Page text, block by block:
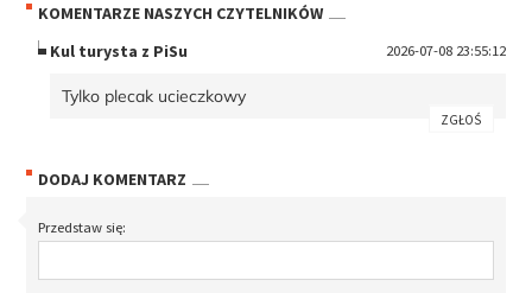
KOMENTARZE NASZYCH CZYTELNIKÓW
Kul turysta z PiSu
2026-07-08 23:55:12
Tylko plecak ucieczkowy
ZGŁOŚ
DODAJ KOMENTARZ
Przedstaw się: